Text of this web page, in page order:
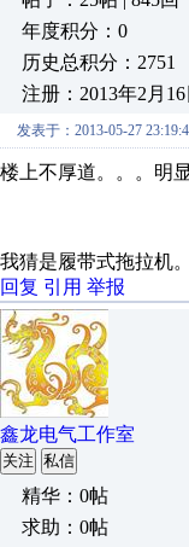
年度积分：0
历史总积分：2751
注册：2013年2月16
发表于：2013-05-27
楼上不厚道。。。明
我猜是履带式拖拉机。
回复 引用 举报
鑫龙电气工作室
关注 私信
精华：0帖
求助：0帖